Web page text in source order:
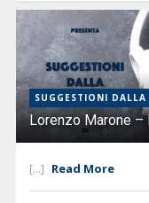
SUGGESTIONI
Lorenzo Marone –
[...] Read More